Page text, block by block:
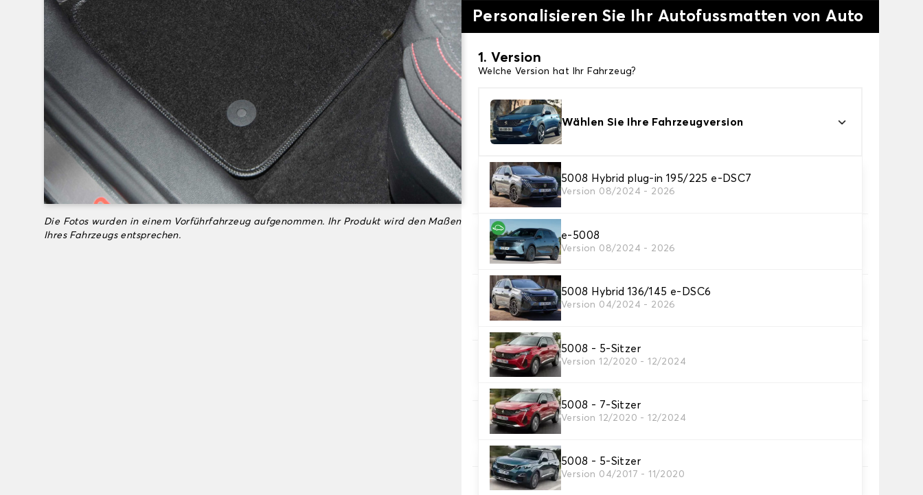
Die Fotos wurden in einem Vorführfahrzeug aufgenommen. Ihr Produkt wird den Maßen
Ihres Fahrzeugs entsprechen.
Personalisieren Sie Ihr Autofussmatten von Auto
1. Version
Welche Version hat Ihr Fahrzeug?
Wählen Sie Ihre Fahrzeugversion
5008 Hybrid plug-in 195/225 e-DSC7
Version 08/2024 - 2026
e-5008
Version 08/2024 - 2026
5008 Hybrid 136/145 e-DSC6
Version 04/2024 - 2026
5008 - 5-Sitzer
Version 12/2020 - 12/2024
5008 - 7-Sitzer
Version 12/2020 - 12/2024
5008 - 5-Sitzer
Version 04/2017 - 11/2020
2. Material
Wählen Sie das Material Ihres Autofussmatten
3. Set-Auswahl
Wählen Sie die Anzahl der Automatten, die Sie benötigen.
4. Teppichfarbe
Wählen Sie die Farbe Ihres Teppichs Auto.
5. Material der Borte.
Wählen Sie das Material der Borte.
6. Farbe der Borte
7. rutschfest Autogrip®